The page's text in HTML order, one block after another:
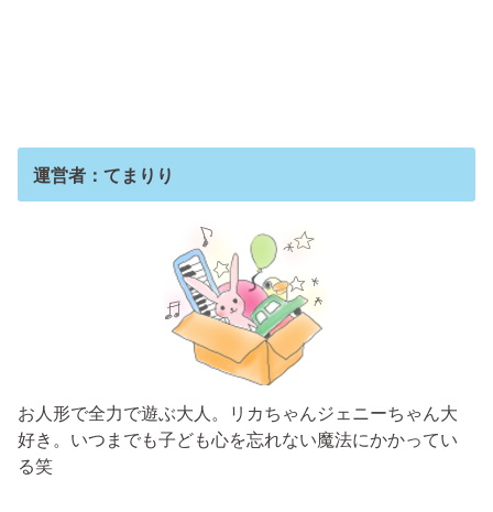
運営者：てまりり
お人形で全力で遊ぶ大人。リカちゃんジェニーちゃん大
好き。いつまでも子ども心を忘れない魔法にかかってい
る笑